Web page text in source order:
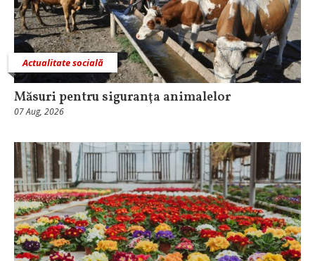
Actualitate socială
Măsuri pentru siguranţa animalelor
07 Aug, 2026